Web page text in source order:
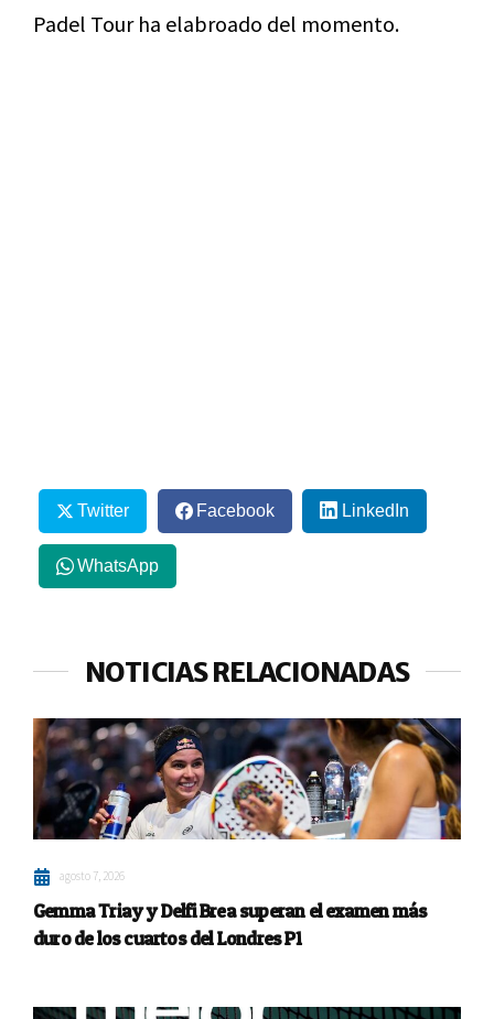
Padel Tour ha elabroado del momento.
Twitter Facebook LinkedIn
WhatsApp
NOTICIAS RELACIONADAS
agosto 7, 2026
Gemma Triay y Delfi Brea superan el examen más
duro de los cuartos del Londres P1